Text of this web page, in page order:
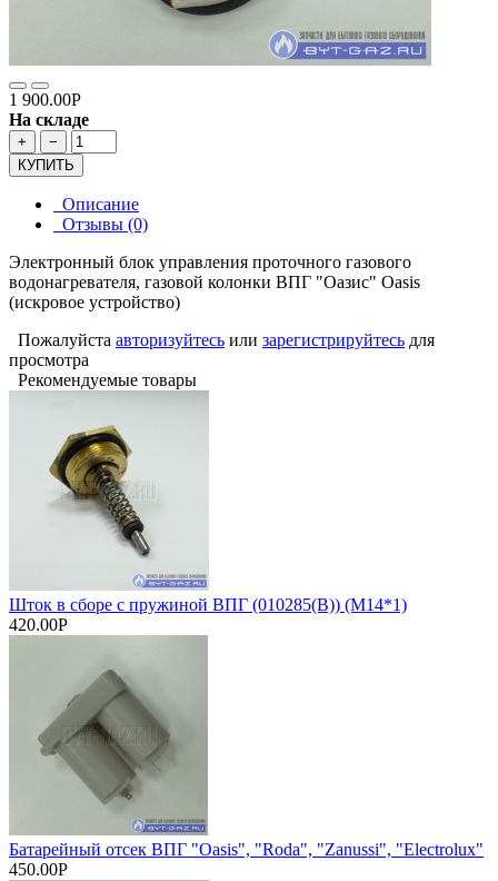
1 900.00Р
На складе
+
−
КУПИТЬ
Описание
Отзывы (0)
Электронный блок управления проточного газового
водонагревателя, газовой колонки ВПГ "Оазис" Oasis
(искровое устройство)
Пожалуйста авторизуйтесь или зарегистрируйтесь для
просмотра
Рекомендуемые товары
Шток в сборе с пружиной ВПГ (010285(В)) (М14*1)
420.00Р
Батарейный отсек ВПГ "Oasis", "Roda", "Zanussi", "Electrolux"
450.00Р